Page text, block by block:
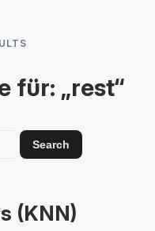
für: „rest“
Search
(KNN)